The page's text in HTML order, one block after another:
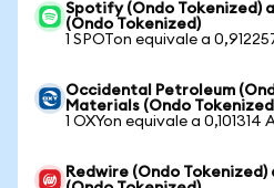
Spotify (Ondo Tokenized)
(Ondo Tokenized)
1 SPOTon equivale a
Occidental Petroleum
Materials (Ondo
1 OXYon equivale a 0,101314
Redwire (Ondo